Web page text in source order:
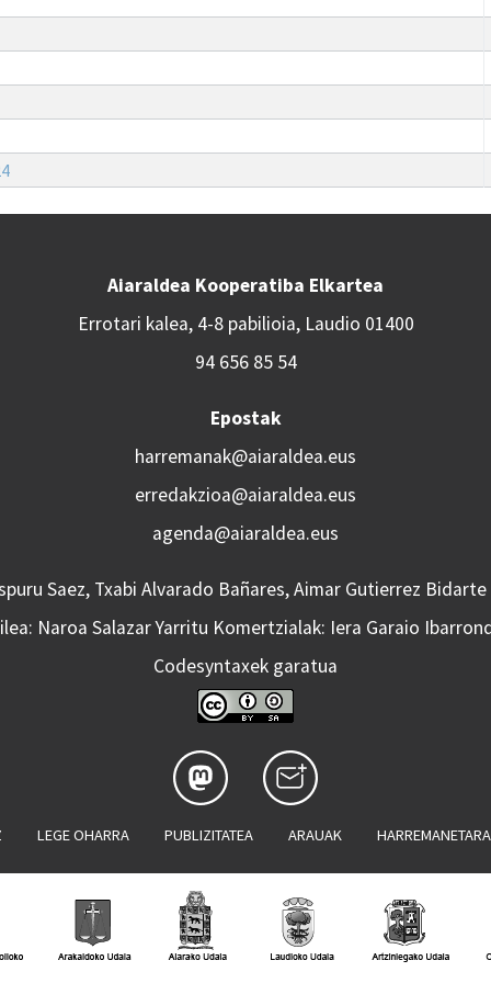
Aiaraldea Kooperatiba Elkartea
Errotari kalea, 4-8 pabilioia, Laudio 01400
94 656 85 54
Epostak
harremanak@aiaraldea.eus
erredakzioa@aiaraldea.eus
agenda@aiaraldea.eus
Saez, Txabi Alvarado Bañares, Aimar Gutierrez
Naroa Salazar Yarritu Komertzialak: Iera Garaio
Codesyntaxek garatua
LEGE OHARRA PUBLIZITATEA ARAUAK